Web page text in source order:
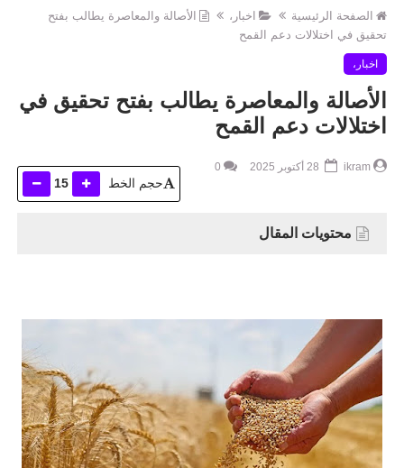
الصفحة الرئيسية اخبار،
الأصالة والمعاصرة يطالب بفتح
تحقيق في اختلالات دعم القمح
اخبار،
الأصالة والمعاصرة يطالب بفتح تحقيق في
اختلالات دعم القمح
ikram
0
حجم الخط 15
محتويات المقال